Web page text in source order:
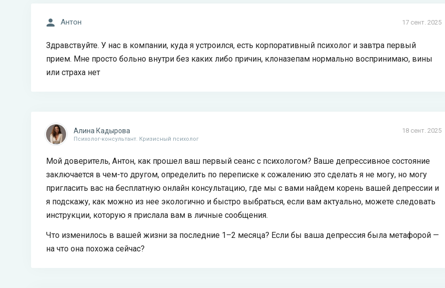
17 сент. 2025
Антон
Здравствуйте. У нас в компании, куда я устроился, есть корпоративный психолог и завтра первый
прием. Мне просто больно внутри без каких либо причин, клоназепам нормально воспринимаю, вины
или страха нет
18 сент. 2025
Алина Кадырова
Психолог-консультант. Кризисный психолог
Мой доверитель, Антон, как прошел ваш первый сеанс с психологом? Ваше депрессивное состояние
заключается в чем-то другом, определить по переписке к сожалению это сделать я не могу, но могу
пригласить вас на бесплатную онлайн консультацию, где мы с вами найдем корень вашей депрессии и
я подскажу, как можно из нее экологично и быстро выбраться, если вам актуально, можете следовать
инструкции, которую я прислала вам в личные сообщения.
Что изменилось в вашей жизни за последние 1–2 месяца? Если бы ваша депрессия была метафорой —
на что она похожа сейчас?